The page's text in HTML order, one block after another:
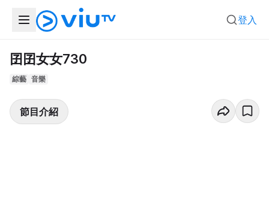
登入
囝囝女女730
綜藝 音樂
節目介紹